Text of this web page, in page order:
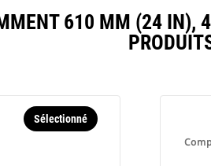
610 MM (24 IN),
Sélectionné